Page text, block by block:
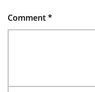
Comment*